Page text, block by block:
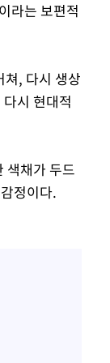
라는 보편적
쳐, 다시 생상
시 현대적
색채가 두드
정이다.